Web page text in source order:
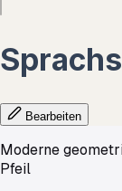
Bearbeiten
Moderne
Pfeil